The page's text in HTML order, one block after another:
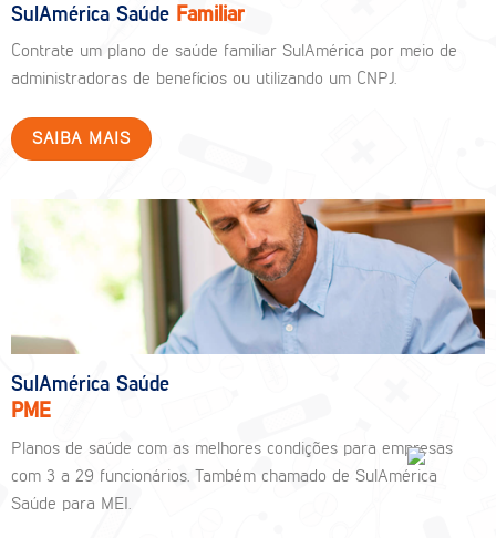
SulAmérica Saúde Familiar
Contrate um plano de saúde familiar SulAmérica por meio de
administradoras de benefícios ou utilizando um CNPJ.
SAIBA MAIS
SulAmérica Saúde
PME
Planos de saúde com as melhores condições para empresas
com 3 a 29 funcionários. Também chamado de SulAmérica
Saúde para MEI.